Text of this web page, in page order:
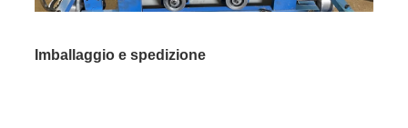
Imballaggio e spedizione